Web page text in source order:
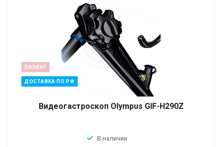
ЛИЗИНГ
ДОСТАВКА ПО РФ
Видеогастроскоп Olympus GIF-H290Z
В наличии